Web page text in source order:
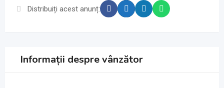
Distribuiți acest anunț:
Informații despre vânzător